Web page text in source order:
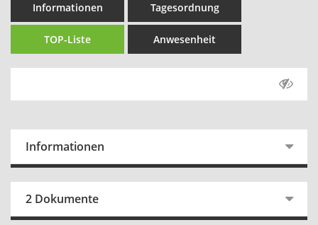
Informationen Tagesordnung
TOP-Liste Anwesenheit
Informationen
2 Dokumente